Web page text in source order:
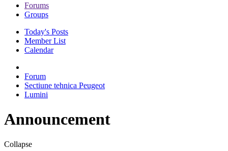
Forums
Groups
Today's Posts
Member List
Calendar
Forum
Sectiune tehnica Peugeot
Lumini
Announcement
Collapse